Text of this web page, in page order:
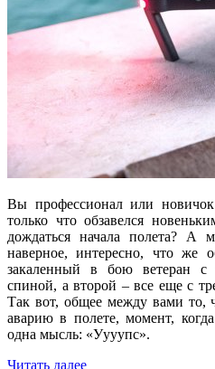
Вы профессионал или
только что обзавелся
дождаться начала полета? А
наверное, интересно, что
закаленный в бою ветеран с
спиной, а второй – все еще с
Так вот, общее между вами то,
аварию в полете, момент,
одна мысль: «Уууупс».
Читать далее